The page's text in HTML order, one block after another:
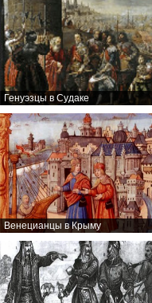
Генуэзцы в Судаке
Венецианцы в Крыму